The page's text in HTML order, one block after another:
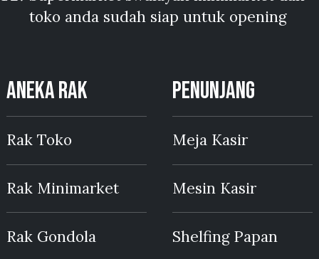
toko anda sudah siap untuk opening
ANEKA RAK
Rak Toko
Rak Minimarket
Rak Gondola
PENUNJANG
Meja Kasir
Mesin Kasir
Shelfing Papan